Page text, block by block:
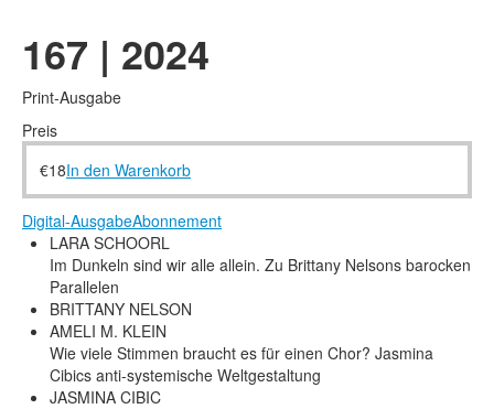
Camera Austria Preis
Fotoarchiv Pierre Bourdieu
Rechtliche Informationen
167 | 2024
Print-Ausgabe
Preis
€18In den Warenkorb
Digital-AusgabeAbonnement
LARA SCHOORL
Im Dunkeln sind wir alle allein. Zu Brittany Nelsons barocken
Parallelen
BRITTANY NELSON
AMELI M. KLEIN
Wie viele Stimmen braucht es für einen Chor? Jasmina
Cibics anti-systemische Weltgestaltung
JASMINA CIBIC